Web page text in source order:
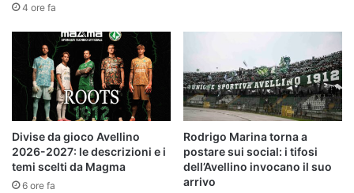
4 ore fa
Divise da gioco Avellino
2026-2027: le descrizioni e i
temi scelti da Magma
6 ore fa
Rodrigo Marina torna a
postare sui social: i tifosi
dell’Avellino invocano il suo
arrivo